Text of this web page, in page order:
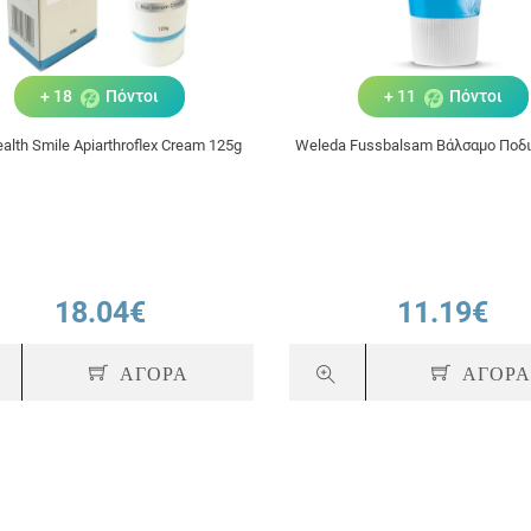
+ 18 Πόντοι
Smile Apiarthroflex Cream 125g
18.04€
ΑΓΟΡΑ
+ 11 Πόντοι
Weleda Fussbalsam Βάλσαμο
11.19€
ΑΓΟΡΑ